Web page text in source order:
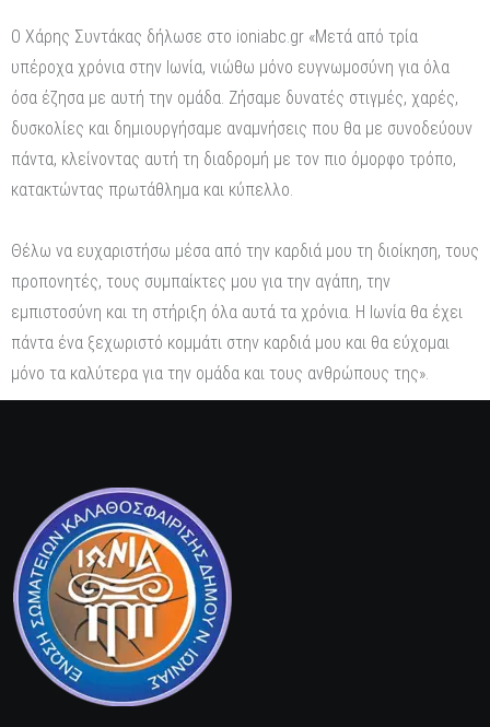
Ο Χάρης Συντάκας δήλωσε στο ioniabc.gr «Μετά από τρία
υπέροχα χρόνια στην Ιωνία, νιώθω μόνο ευγνωμοσύνη για όλα
όσα έζησα με αυτή την ομάδα. Ζήσαμε δυνατές στιγμές, χαρές,
δυσκολίες και δημιουργήσαμε αναμνήσεις που θα με συνοδεύουν
πάντα, κλείνοντας αυτή τη διαδρομή με τον πιο όμορφο τρόπο,
κατακτώντας πρωτάθλημα και κύπελλο.
Θέλω να ευχαριστήσω μέσα από την καρδιά μου τη διοίκηση, τους
προπονητές, τους συμπαίκτες μου για την αγάπη, την
εμπιστοσύνη και τη στήριξη όλα αυτά τα χρόνια. Η Ιωνία θα έχει
πάντα ένα ξεχωριστό κομμάτι στην καρδιά μου και θα εύχομαι
μόνο τα καλύτερα για την ομάδα και τους ανθρώπους της».